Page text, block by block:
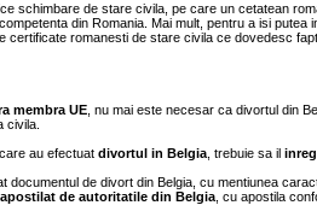
schimbare de stare civila, pe care un cetatean
din Romania. Mai mult, pentru a isi putea
certificate romanesti de stare civila ce dovedesc
membra UE, nu mai este necesar ca divortul din
civila.
au efectuat divortul in Belgia, trebuie sa il
documentul de divort din Belgia, cu mentiunea
de autoritatile din Belgia, cu apostila